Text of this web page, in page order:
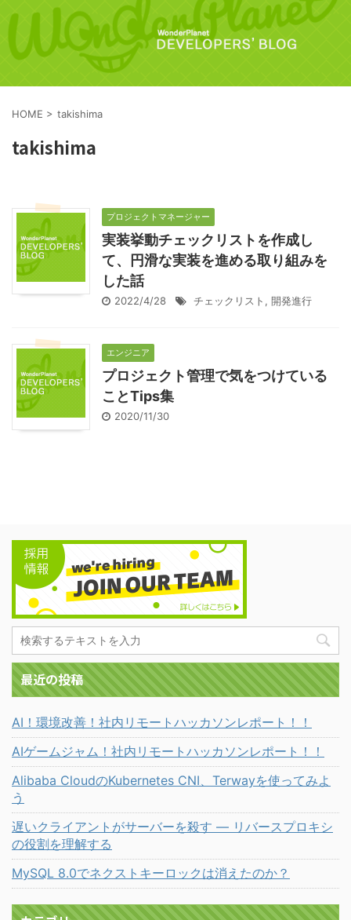
HOME > takishima
takishima
プロジェクトマネージャー
実装挙動チェックリストを作成し
て、円滑な実装を進める取り組みを
した話
2022/4/28 チェックリスト , 開発進行
エンジニア
プロジェクト管理で気をつけている
ことTips集
2020/11/30
最近の投稿
AI！環境改善！社内リモートハッカソンレポート！！
AIゲームジャム！社内リモートハッカソンレポート！！
Alibaba CloudのKubernetes CNI、Terwayを使ってみよ
う
遅いクライアントがサーバーを殺す ― リバースプロキシ
の役割を理解する
MySQL 8.0でネクストキーロックは消えたのか？